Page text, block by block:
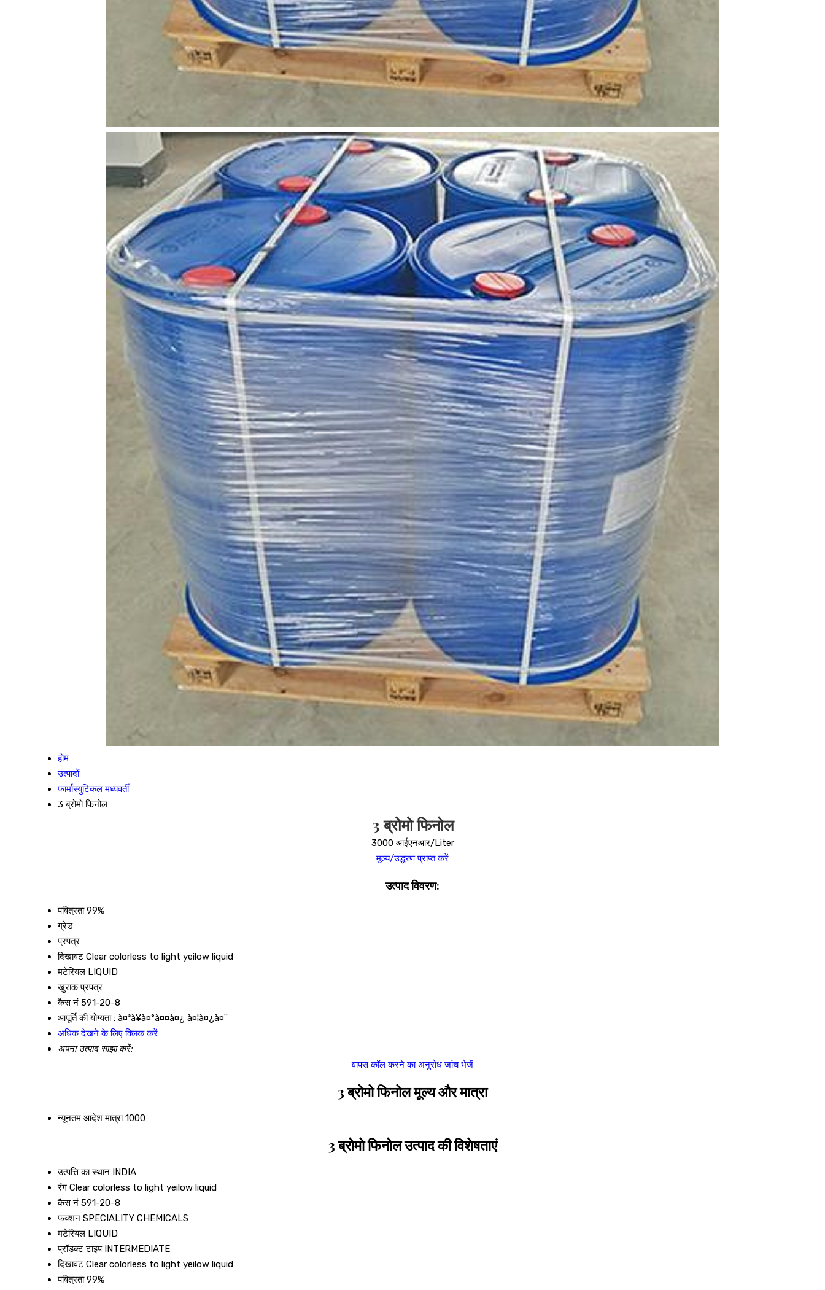
होम
उत्पादों
फार्मास्युटिकल मध्यवर्ती
3 ब्रोमो फिनोल
3 ब्रोमो फिनोल
3000 आईएनआर/Liter
मूल्य/उद्धरण प्राप्त करें
उत्पाद विवरण:
पवित्रता 99%
ग्रेड
प्रपत्र
दिखावट Clear colorless to light yeilow liquid
मटेरियल LIQUID
खुराक प्रपत्र
कैस नं 591-20-8
आपूर्ति की योग्यता : à¤ªà¥à¤°à¤¤à¤¿ à¤¦à¤¿à¤¨
अधिक देखने के लिए क्लिक करें
अपना उत्पाद साझा करें:
वापस कॉल करने का अनुरोध जांच भेजें
3 ब्रोमो फिनोल मूल्य और मात्रा
न्यूनतम आदेश मात्रा 1000
3 ब्रोमो फिनोल उत्पाद की विशेषताएं
उत्पत्ति का स्थान INDIA
रंग Clear colorless to light yeilow liquid
कैस नं 591-20-8
फंक्शन SPECIALITY CHEMICALS
मटेरियल LIQUID
प्रॉडक्ट टाइप INTERMEDIATE
दिखावट Clear colorless to light yeilow liquid
पवित्रता 99%